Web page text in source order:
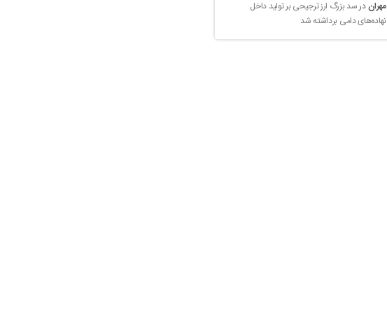
مهراندرسد بزرگ ارز ترجیحی بر تولید داخل
نهاده‌های دامی برداشته شد